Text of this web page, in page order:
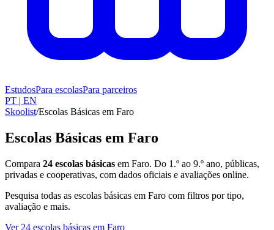
EstudosPara escolasPara parceiros
PT | EN
Skoolist/Escolas Básicas em Faro
Escolas Básicas em Faro
Compara 24 escolas básicas em Faro. Do 1.º ao 9.º ano, públicas,
privadas e cooperativas, com dados oficiais e avaliações online.
Pesquisa todas as escolas básicas em Faro com filtros por tipo,
avaliação e mais.
Ver 24 escolas básicas em Faro